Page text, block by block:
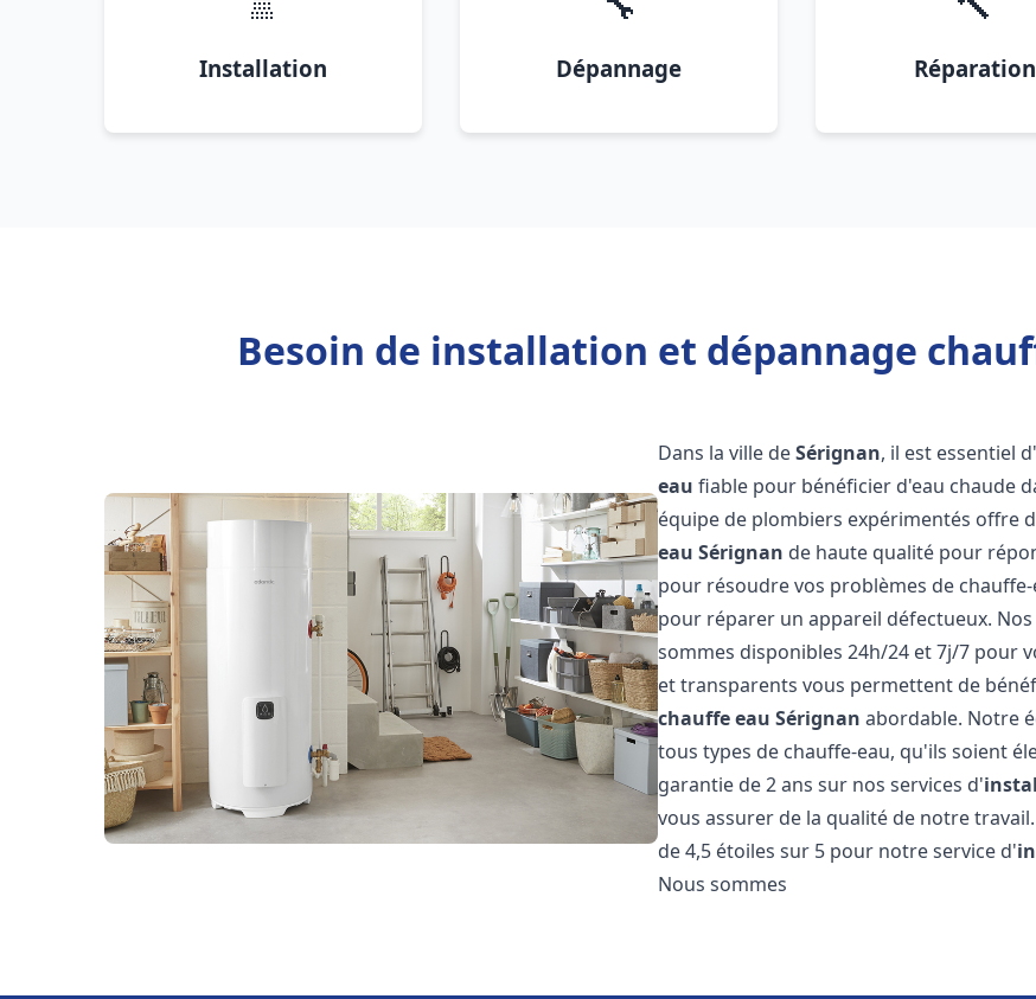
Installation Dépannage Réparation
Besoin de installation et dépannage
Dans la ville deSérignan, il est essentiel
eau fiable pour bénéficier d'eau chaude
équipe de plombiers expérimentés offre
eau Sérignan de haute qualité pour
pour résoudre vos problèmes de
pour réparer un appareil défectueux.
sommes disponibles 24h/24 et 7j/7 pour
et transparents vous permettent de
chauffe eau Sérignan abordable. Notre
tous types de chauffe-eau, qu'ils soient
garantie de 2 ans sur nos services d'
vous assurer de la qualité de notre
de 4,5 étoiles sur 5 pour notre service d'
Nous sommes